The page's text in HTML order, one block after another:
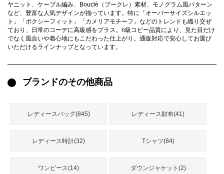
管
理
せ
2026人気特集
バッグ
財布
時計
服
ズボン
衣装セット
靴
住まい用品
アクセサリー
ベルト
スカーフ
アイフォーンケ
ース
小物
最
ヤニット、ケーブル編み、Bouclé（ブークレ）素材、モノグラム風パターン
など、豊富な人気デザインが揃っています。特に「オーバーサイズシルエッ
ト」「ボクシーフィット」「カメリアモチーフ」などのトレンドも織り交ぜ
ており、日常のコーデに高級感をプラス。n級コピー品質により、見た目だけ
でなく風合いや着心地にもこだわった仕上がり。通販対応で安心してお選び
いただけるラインナップとなっています。
ブランドのその他商品
レディースバッグ(845) レディース財布(41)
レディース時計(32) Tシャツ(84)
ワンピース(14) ダウンジャケット(2)